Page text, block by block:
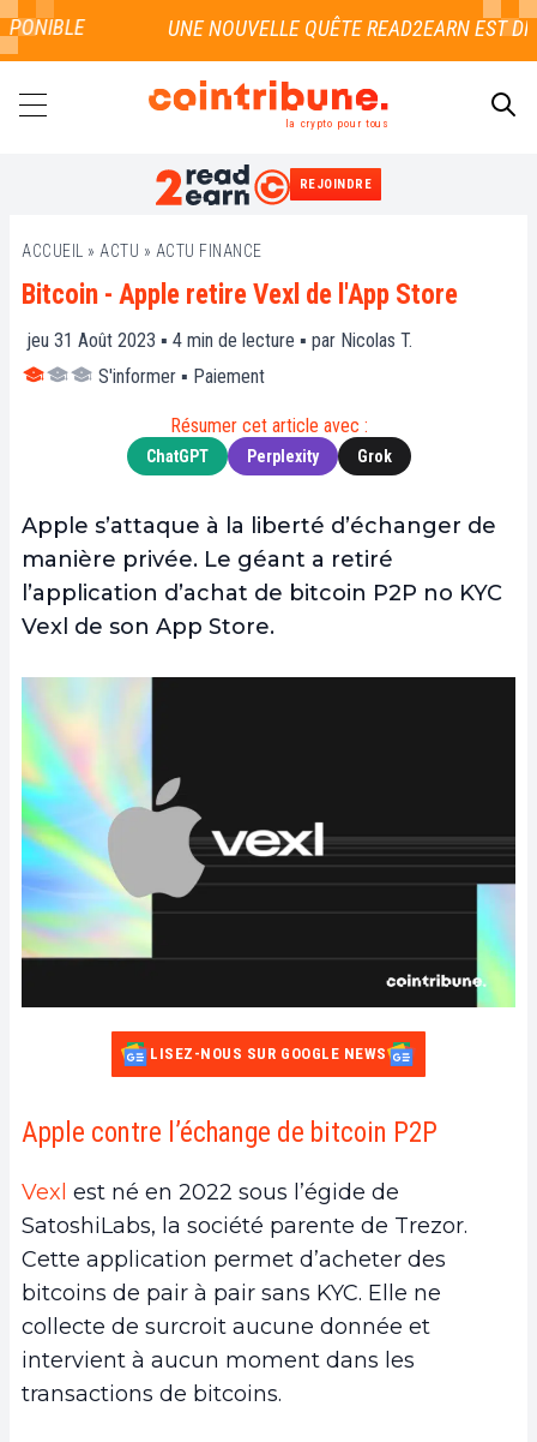
la crypto pour tous
REJOINDRE
ACCUEIL » ACTU » ACTU FINANCE
Bitcoin - Apple retire Vexl de l'App Store
jeu 31 Août 2023 ▪ 4 min de lecture ▪ par Nicolas T.
S'informer ▪ Paiement
Résumer cet article avec :
ChatGPT Perplexity Grok
Apple s’attaque à la liberté d’échanger de
manière privée. Le géant a retiré
l’application d’achat de bitcoin P2P no KYC
Vexl de son App Store.
LISEZ-NOUS SUR GOOGLE NEWS
Apple contre l’échange de bitcoin P2P
Vexl est né en 2022 sous l’égide de
SatoshiLabs, la société parente de Trezor.
Cette application permet d’acheter des
bitcoins de pair à pair sans KYC. Elle ne
collecte de surcroit aucune donnée et
intervient à aucun moment dans les
transactions de bitcoins.